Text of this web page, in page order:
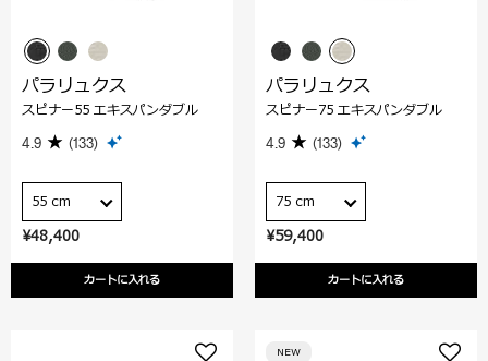
¥48,400
カートに入れる
パラリュクス
スピナー55 エキスパンダブル
4.9 (133)
55 cm
¥59,400
カートに入れる
パラリュクス
スピナー75 エキスパンダブル
4.9 (133)
75 cm
NEW